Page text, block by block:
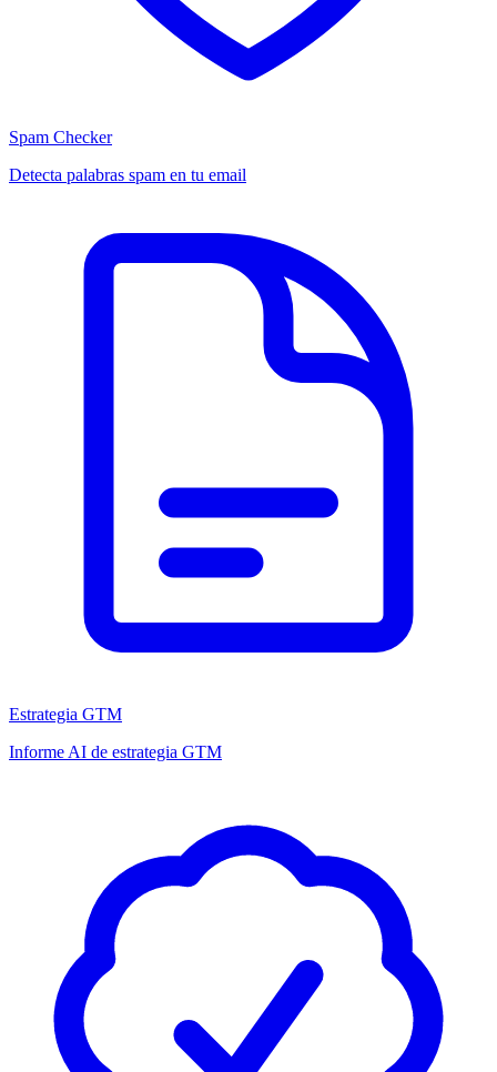
Spam Checker
Detecta palabras spam en tu email
Estrategia GTM
Informe AI de estrategia GTM